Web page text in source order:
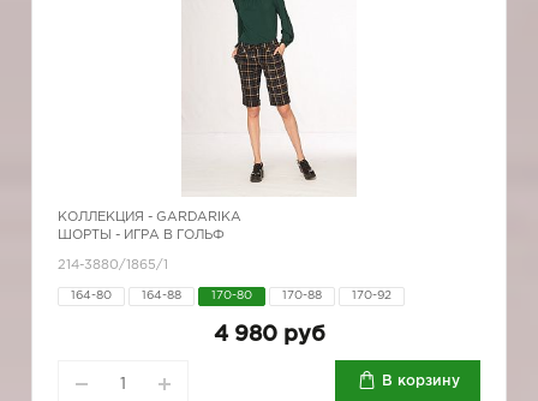
КОЛЛЕКЦИЯ - GARDARIKA
ШОРТЫ - ИГРА В ГОЛЬФ
214-3880/1865/1
164-80 164-88 170-80 170-88 170-92
4 980 руб
В корзину